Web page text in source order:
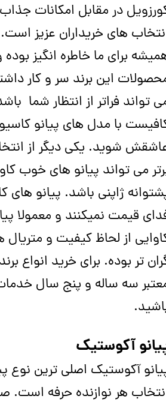
در مقابل امکانات
های خریداران عزیز است.
برای ما خاطره انگیز بوده
این برند سر و کار
تواند فراتر از انتظار شما
با مدل های پیانو کاسیو
شوید. یکی دیگر از
می تواند پیانو های خوب
ژاپنی باشد. پیانو های
قیمت نمیکنند و معمولا
از لحاظ کیفیت و
تر بوده. برای خرید انواع
سه ساله و پنج سال خدمات
آکوستیک
آکوستیک اصلی ترین نوع
هر نوازنده حرفه است.